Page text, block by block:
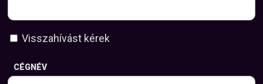
Visszahívást kérek
CÉGNÉV